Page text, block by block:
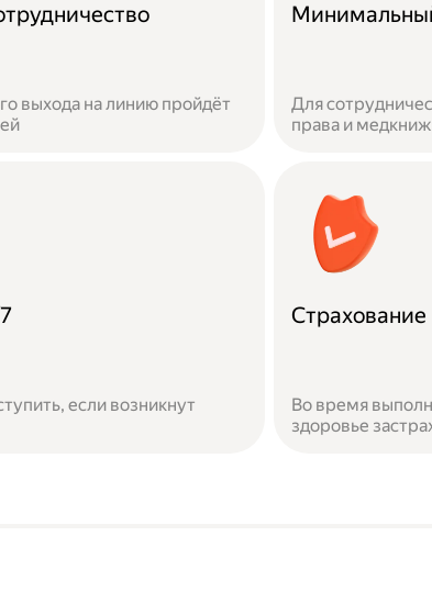
выхода на линию пройдёт
Для
права и
если возникнут
Страхование
Во время
здоровье